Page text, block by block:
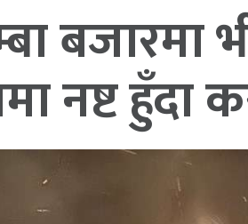
बजारमा
नष्ट हुँदा